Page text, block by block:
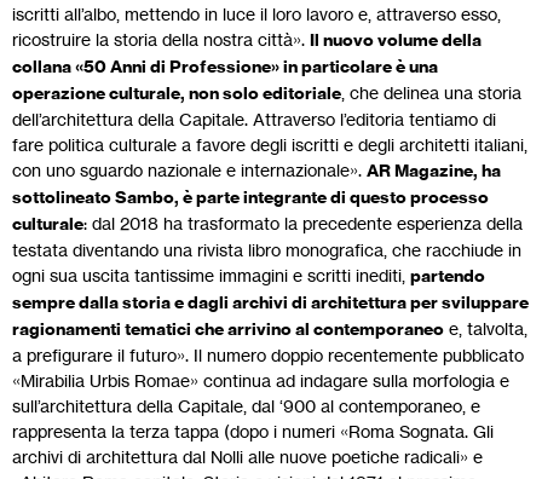
iscritti all’albo, mettendo in luce il loro lavoro e, attraverso esso,
ricostruire la storia della nostra città». Il nuovo volume della
collana «50 Anni di Professione» in particolare è una
operazione culturale, non solo editoriale , che delinea una storia
dell’architettura della Capitale. Attraverso l’editoria tentiamo di
fare politica culturale a favore degli iscritti e degli architetti italiani,
con uno sguardo nazionale e internazionale». AR Magazine, ha
sottolineato Sambo, è parte integrante di questo processo
culturale: dal 2018 ha trasformato la precedente esperienza della
testata diventando una rivista libro monografica, che racchiude in
ogni sua uscita tantissime immagini e scritti inediti, partendo
sempre dalla storia e dagli archivi di architettura per sviluppare
ragionamenti tematici che arrivino al contemporaneo e, talvolta,
a prefigurare il futuro». Il numero doppio recentemente pubblicato
«Mirabilia Urbis Romae» continua ad indagare sulla morfologia e
sull’architettura della Capitale, dal ‘900 al contemporaneo, e
rappresenta la terza tappa (dopo i numeri «Roma Sognata. Gli
archivi di architettura dal Nolli alle nuove poetiche radicali» e